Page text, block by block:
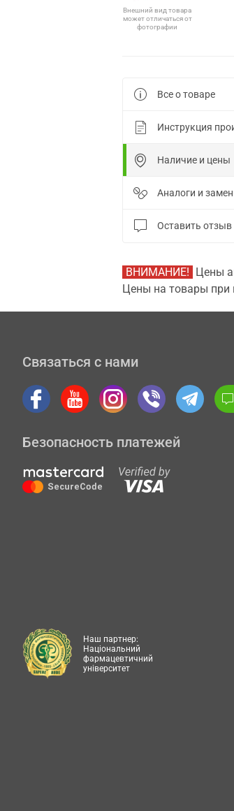
Внешний вид товара
может отличаться от
фотографии
Все о товаре
Инструкция
Наличие и цены
Аналоги и
Оставить отзыв
ВНИМАНИЕ! Цены
Цены на товары при
Связаться с нами
Безопасность платежей
Наш партнер:
Національний
фармацевтичний
університет